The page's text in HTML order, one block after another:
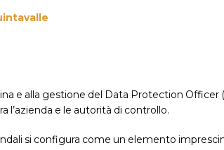
e alla gestione del Data Protection Officer
l’azienda e le autorità di controllo.
si configura come un elemento